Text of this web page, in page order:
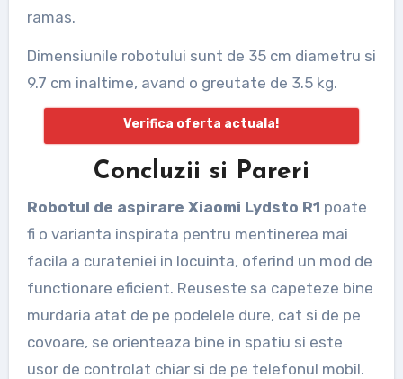
ramas.
Dimensiunile robotului sunt de 35 cm diametru si
9.7 cm inaltime, avand o greutate de 3.5 kg.
Verifica oferta actuala!
Concluzii si Pareri
Robotul de aspirare Xiaomi Lydsto R1 poate
fi o varianta inspirata pentru mentinerea mai
facila a curateniei in locuinta, oferind un mod de
functionare eficient. Reuseste sa capeteze bine
murdaria atat de pe podelele dure, cat si de pe
covoare, se orienteaza bine in spatiu si este
usor de controlat chiar si de pe telefonul mobil.